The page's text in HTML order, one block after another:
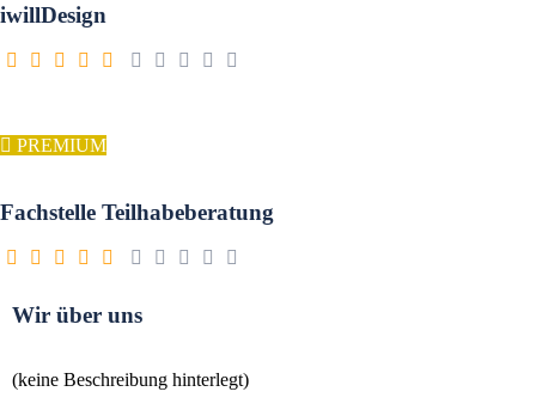
iwillDesign
PREMIUM
Fachstelle Teilhabeberatung
Wir über uns
(keine Beschreibung hinterlegt)